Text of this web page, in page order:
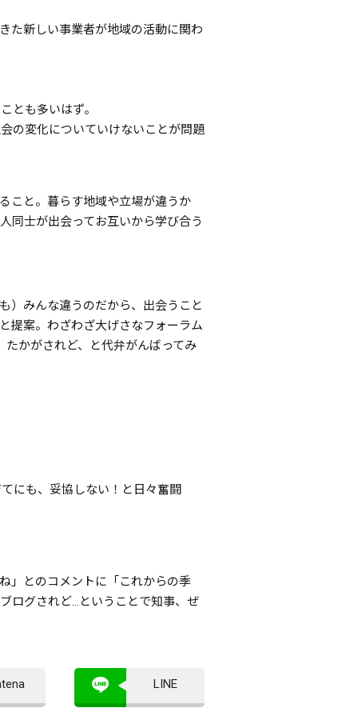
た新しい事業者が地域の活動に関わ
とも多いはず。
の変化についていけないことが問題
こと。暮らす地域や立場が違うか
同士が出会ってお互いから学び合う
）みんな違うのだから、出会うこと
提案。わざわざ大げさなフォーラム
かがされど、と代弁がんばってみ
にも、妥協しない！と日々奮闘
」とのコメントに「これからの季
ログされど…ということで知事、ぜ
LINE